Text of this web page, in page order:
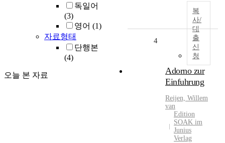
독일어
(3)
영어 (1)
자료형태
단행본
(4)
오늘 본 자료
복
사/
대
출
신
청
4
Adorno zur
Einfuhrung
Reijen, Willem
van
Edition
SOAK im
Junius
Verlag